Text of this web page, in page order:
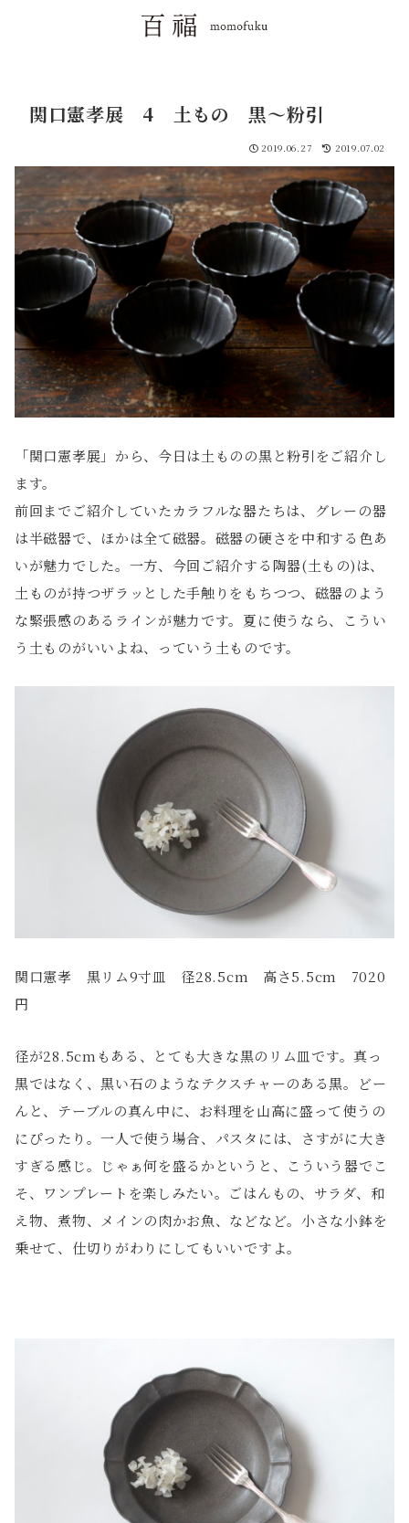
関口憲孝展 4 土もの 黒〜粉引
2019.06.27 2019.07.02
「関口憲孝展」から、今日は土ものの黒と粉引をご紹介し
ます。
前回までご紹介していたカラフルな器たちは、グレーの器
は半磁器で、ほかは全て磁器。磁器の硬さを中和する色あ
いが魅力でした。一方、今回ご紹介する陶器(土もの)は、
土ものが持つザラッとした手触りをもちつつ、磁器のよう
な緊張感のあるラインが魅力です。夏に使うなら、こうい
う土ものがいいよね、っていう土ものです。
関口憲孝 黒リム9寸皿 径28.5cm 高さ5.5cm 7020
円
径が28.5cmもある、とても大きな黒のリム皿です。真っ
黒ではなく、黒い石のようなテクスチャーのある黒。どー
んと、テーブルの真ん中に、お料理を山高に盛って使うの
にぴったり。一人で使う場合、パスタには、さすがに大き
すぎる感じ。じゃぁ何を盛るかというと、こういう器でこ
そ、ワンプレートを楽しみたい。ごはんもの、サラダ、和
え物、煮物、メインの肉かお魚、などなど。小さな小鉢を
乗せて、仕切りがわりにしてもいいですよ。